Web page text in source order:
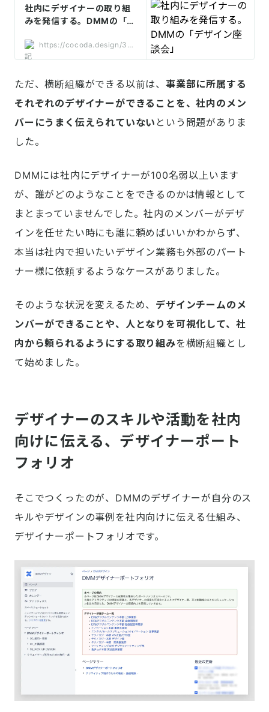
社内にデザイナーの取り組
みを発信する。DMMの「デ
https://cocoda.design/367
83/p/p2efbbda666e7
ただ、横断組織ができる以前は、 事業部に所属する
それぞれのデザイナーができることを、社内のメン
バーにうまく伝えられていない という問題がありま
した。
DMMには社内にデザイナーが100名弱以上います
が、誰がどのようなことをできるのかは情報として
まとまっていませんでした。社内のメンバーがデザ
インを任せたい時にも誰に頼めばいいかわからず、
本当は社内で担いたいデザイン業務も外部のパート
ナー様に依頼するようなケースがありました。
そのような状況を変えるため、 デザインチームのメ
ンバーができることや、人となりを可視化して、社
内から頼られるようにする取り組みを横断組織とし
て始めました。
デザイナーのスキルや活動を社内
向けに伝える、デザイナーポート
フォリオ
そこでつくったのが、DMMのデザイナーが自分のス
キルやデザインの事例を社内向けに伝える仕組み、
デザイナーポートフォリオです。